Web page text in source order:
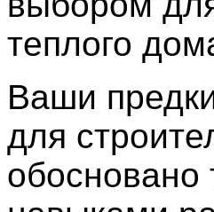
теплого
Ваши
для